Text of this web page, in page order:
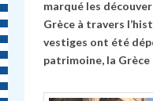
marqué les
Grèce à travers
vestiges ont été
patrimoine, la